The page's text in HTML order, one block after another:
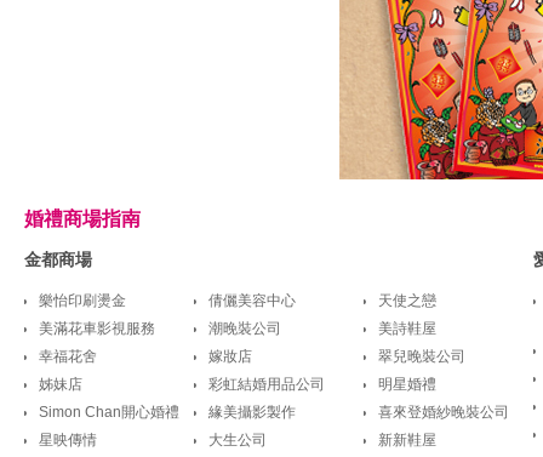
婚禮商場指南
金都商場
樂怡印刷燙金
美滿花車影視服務
幸福花舍
姊妹店
Simon Chan開心婚禮
星映傳情
倩儷美容中心
潮晚裝公司
嫁妝店
彩虹結婚用品公司
緣美攝影製作
大生公司
天使之戀
美詩鞋屋
翠兒晚裝公司
明星婚禮
喜來登婚紗晚裝公司
新新鞋屋